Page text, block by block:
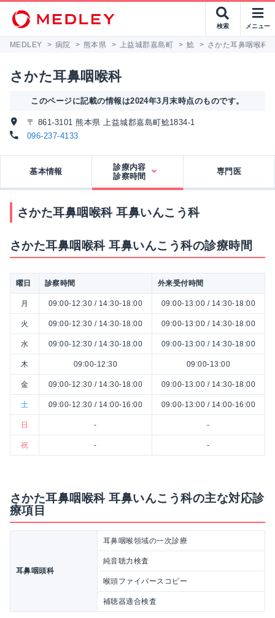
検索 メニュー
MEDLEY > 病院 > 熊本県 > 上益城郡嘉島町 > 鯰 > さかた耳鼻咽喉科
さかた耳鼻咽喉科
このページに記載の情報は2024年3月末時点のものです。
〒 861-3101 熊本県 上益城郡嘉島町鯰1834-1
096-237-4133
基本情報
診療内容
診察時間
専門医
さかた耳鼻咽喉科 耳鼻いんこう科
さかた耳鼻咽喉科 耳鼻いんこう科の診療時間
曜日 診察時間 外来受付時間
月 09:00-12:30 / 14:30-18:00 09:00-13:00 / 14:30-18:00
火 09:00-12:30 / 14:30-18:00 09:00-13:00 / 14:30-18:00
水 09:00-12:30 / 14:30-18:00 09:00-13:00 / 14:30-18:00
木 09:00-12:30 09:00-13:00
金 09:00-12:30 / 14:30-18:00 09:00-13:00 / 14:30-18:00
土 09:00-12:30 / 14:00-16:00 09:00-13:00 / 14:00-16:00
日 - -
祝 - -
さかた耳鼻咽喉科 耳鼻いんこう科の主な対応診
療項目
耳鼻咽頭科
耳鼻咽喉領域の一次診療
純音聴力検査
喉頭ファイバースコピー
補聴器適合検査